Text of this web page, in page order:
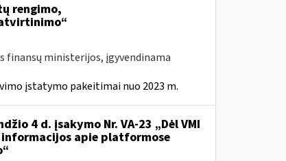
rengimo,
finansų ministerijos, įgyvendinama
įstatymo pakeitimai nuo 2023 m.
4 d. įsakymo Nr. VA-23 „Dėl VMI
informacijos apie platformose